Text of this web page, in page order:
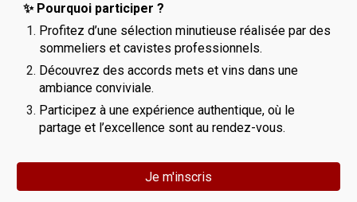
✨ Pourquoi participer ?
Profitez d’une sélection minutieuse réalisée par des
sommeliers et cavistes professionnels.
Découvrez des accords mets et vins dans une
ambiance conviviale.
Participez à une expérience authentique, où le
partage et l’excellence sont au rendez-vous.
Je m'inscris